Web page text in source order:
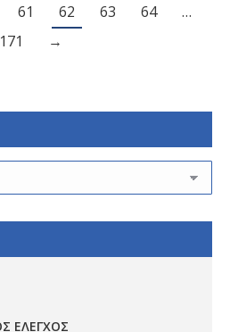
61 62 63 64
…
171
→
ΕΛΕΓΧΟΣ